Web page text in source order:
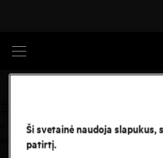
Ši svetainė naudoja slapukus,
patirtį.